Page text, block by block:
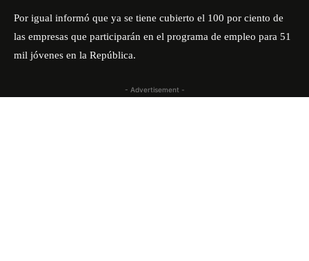
Por igual informó que ya se tiene cubierto el 100 por ciento de
las empresas que participarán en el programa de empleo para 51
mil jóvenes en la República.
- Advertisement -